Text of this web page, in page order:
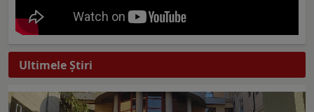
Ultimele Ştiri